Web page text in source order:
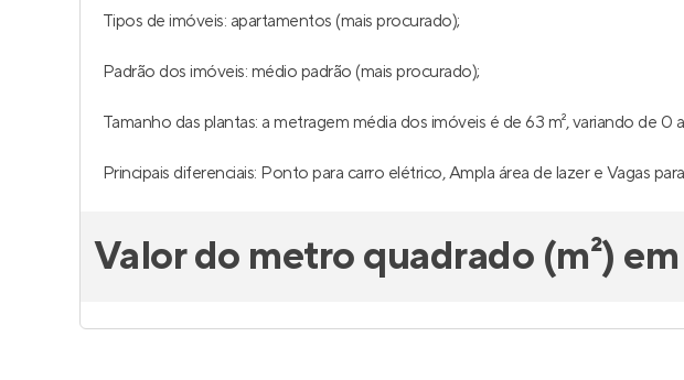
Tipos de imóveis: apartamentos (mais procurado);
Padrão dos imóveis: médio padrão (mais procurado);
Tamanho das plantas: a metragem média dos imóveis é de 63 m², variando de 0
Principais diferenciais: Ponto para carro elétrico, Ampla área de lazer e Vagas
Valor do metro quadrado (m²)